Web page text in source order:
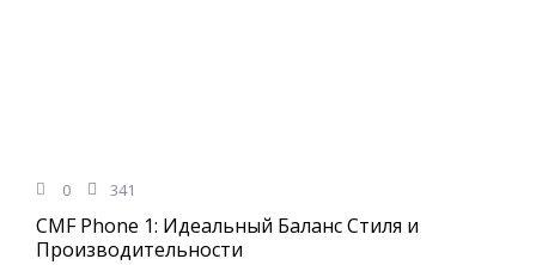
0 341
CMF Phone 1: Идеальный Баланс Стиля и
Производительности